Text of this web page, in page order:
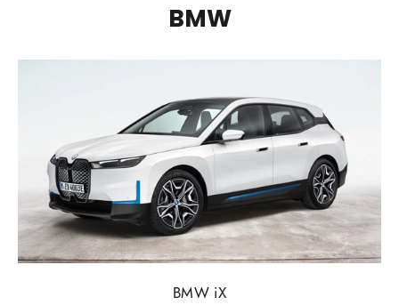
BMW
BMW iX